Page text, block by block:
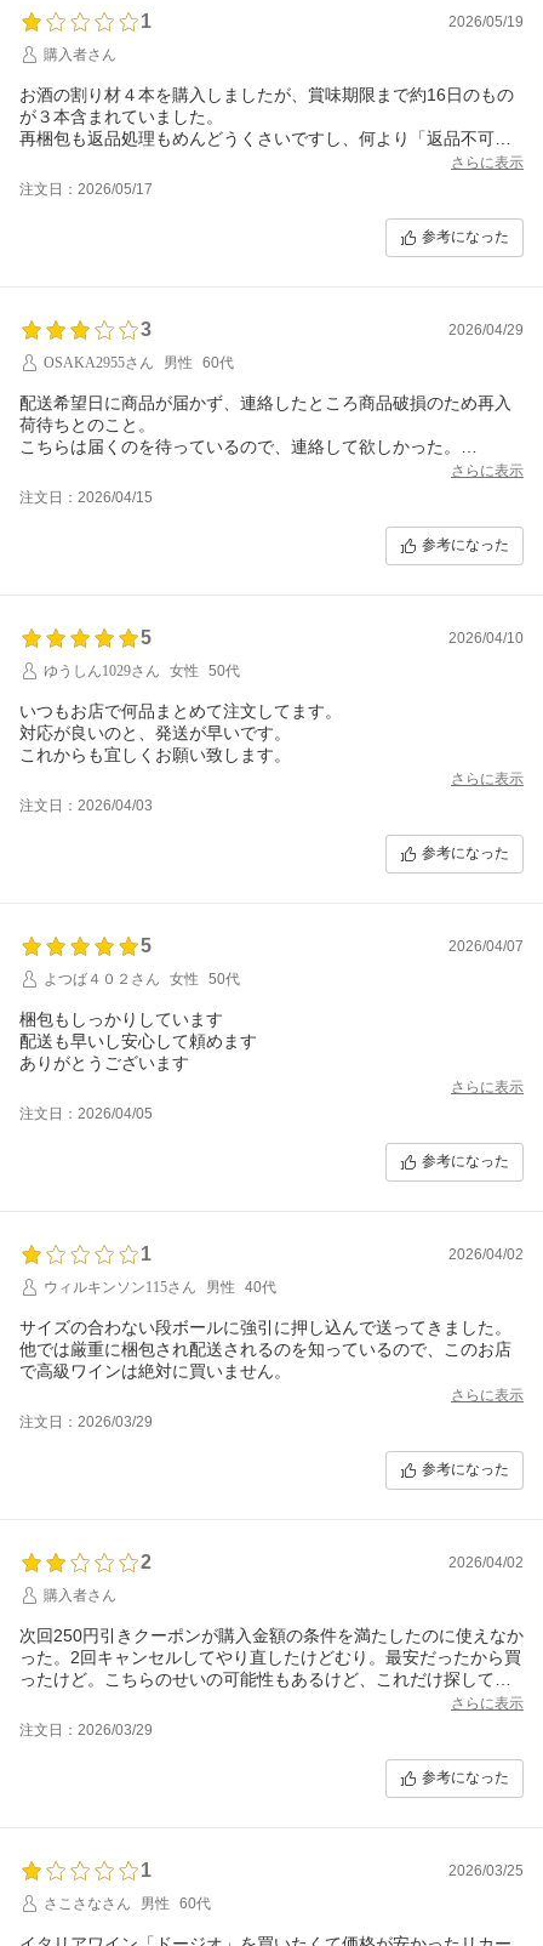
て、どんな梱包をしていたのか疑問です。もう少し誠実に丁寧に
仕事をして欲しいと思いました。
1
2026/05/19
購入者さん
お酒の割り材４本を購入しましたが、賞味期限まで約16日のもの
が３本含まれていました。
再梱包も返品処理もめんどうくさいですし、何より「返品不可」
在庫処分されたようで気分が悪いですね。
さらに表示
注文日：2026/05/17
参考になった
3
2026/04/29
OSAKA2955さん
男性 60代
配送希望日に商品が届かず、連絡したところ商品破損のため再入
荷待ちとのこと。
こちらは届くのを待っているので、連絡して欲しかった。
さらに表示
注文日：2026/04/15
参考になった
5
2026/04/10
ゆうしん1029さん
女性 50代
いつもお店で何品まとめて注文してます。
対応が良いのと、発送が早いです。
これからも宜しくお願い致します。
さらに表示
注文日：2026/04/03
参考になった
5
2026/04/07
よつば４０２さん
女性 50代
梱包もしっかりしています
配送も早いし安心して頼めます
ありがとうございます
さらに表示
注文日：2026/04/05
参考になった
1
2026/04/02
ウィルキンソン115さん
男性 40代
サイズの合わない段ボールに強引に押し込んで送ってきました。
他では厳重に梱包され配送されるのを知っているので、このお店
で高級ワインは絶対に買いません。
さらに表示
注文日：2026/03/29
参考になった
2
2026/04/02
購入者さん
次回250円引きクーポンが購入金額の条件を満たしたのに使えなか
った。2回キャンセルしてやり直したけどむり。最安だったから買
ったけど。こちらのせいの可能性もあるけど、これだけ探して確
さらに表示
注文日：2026/03/29
参考になった
1
2026/03/25
さこさなさん
男性 60代